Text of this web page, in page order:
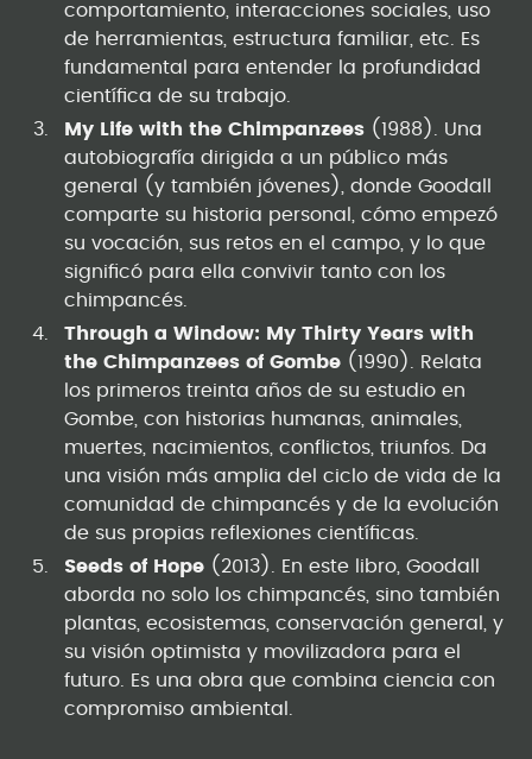
comportamiento, interacciones sociales, uso
de herramientas, estructura familiar, etc. Es
fundamental para entender la profundidad
científica de su trabajo.
My Life with the Chimpanzees (1988). Una
autobiografía dirigida a un público más
general (y también jóvenes), donde Goodall
comparte su historia personal, cómo empezó
su vocación, sus retos en el campo, y lo que
significó para ella convivir tanto con los
chimpancés.
Through a Window: My Thirty Years with
the Chimpanzees of Gombe (1990). Relata
los primeros treinta años de su estudio en
Gombe, con historias humanas, animales,
muertes, nacimientos, conflictos, triunfos. Da
una visión más amplia del ciclo de vida de la
comunidad de chimpancés y de la evolución
de sus propias reflexiones científicas.
Seeds of Hope (2013). En este libro, Goodall
aborda no solo los chimpancés, sino también
plantas, ecosistemas, conservación general, y
su visión optimista y movilizadora para el
futuro. Es una obra que combina ciencia con
compromiso ambiental.